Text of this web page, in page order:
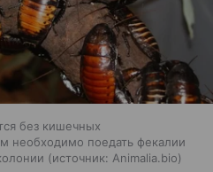
без кишечных
необходимо поедать фекалии
источник: Animalia.bio